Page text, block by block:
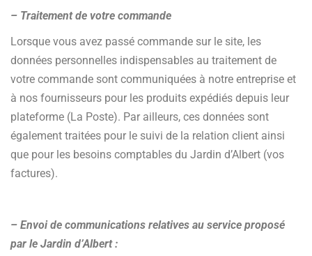
– Traitement de votre commande
Lorsque vous avez passé commande sur le site, les
données personnelles indispensables au traitement de
votre commande sont communiquées à notre entreprise et
à nos fournisseurs pour les produits expédiés depuis leur
plateforme (La Poste). Par ailleurs, ces données sont
également traitées pour le suivi de la relation client ainsi
que pour les besoins comptables du Jardin d’Albert (vos
factures).
– Envoi de communications relatives au service proposé
par le Jardin d’Albert :